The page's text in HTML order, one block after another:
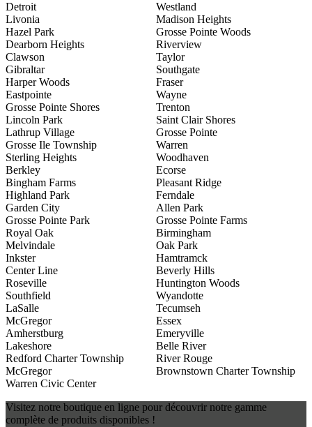
Detroit
Westland
Livonia
Madison Heights
Hazel Park
Grosse Pointe Woods
Dearborn Heights
Riverview
Clawson
Taylor
Gibraltar
Southgate
Harper Woods
Fraser
Eastpointe
Wayne
Grosse Pointe Shores
Trenton
Lincoln Park
Saint Clair Shores
Lathrup Village
Grosse Pointe
Grosse Ile Township
Warren
Sterling Heights
Woodhaven
Berkley
Ecorse
Bingham Farms
Pleasant Ridge
Highland Park
Ferndale
Garden City
Allen Park
Grosse Pointe Park
Grosse Pointe Farms
Royal Oak
Birmingham
Melvindale
Oak Park
Inkster
Hamtramck
Center Line
Beverly Hills
Roseville
Huntington Woods
Southfield
Wyandotte
LaSalle
Tecumseh
McGregor
Essex
Amherstburg
Emeryville
Lakeshore
Belle River
Redford Charter Township
River Rouge
McGregor
Brownstown Charter Township
Warren Civic Center
Visitez notre boutique en ligne pour découvrir notre gamme
complète de produits disponibles !